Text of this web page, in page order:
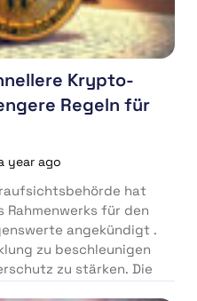
Krypto-
Regeln für
year ago
hat
Rahmenwerks für den
angekündigt .
zu beschleunigen
zu stärken. Die